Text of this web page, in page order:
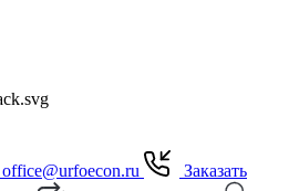
office@urfoecon.ru
Заказать